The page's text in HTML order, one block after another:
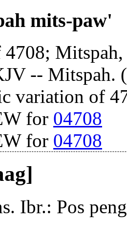
mits-paw'
-- Mitspah.
variation of
for 04708
for 04708
Ibr.: Pos